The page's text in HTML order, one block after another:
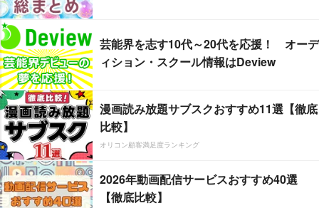
芸能界を志す10代～20代を応援！ オーデ
ィション・スクール情報はDeview
漫画読み放題サブスクおすすめ11選【徹底
比較】
オリコン顧客満足度ランキング
2026年動画配信サービスおすすめ40選
【徹底比較】